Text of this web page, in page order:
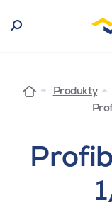
Produkty